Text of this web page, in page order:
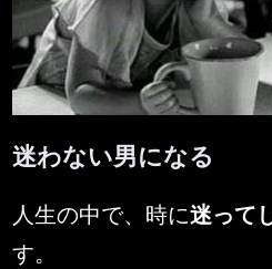
迷わない男になる
on
人生の中で、時に迷って
す。